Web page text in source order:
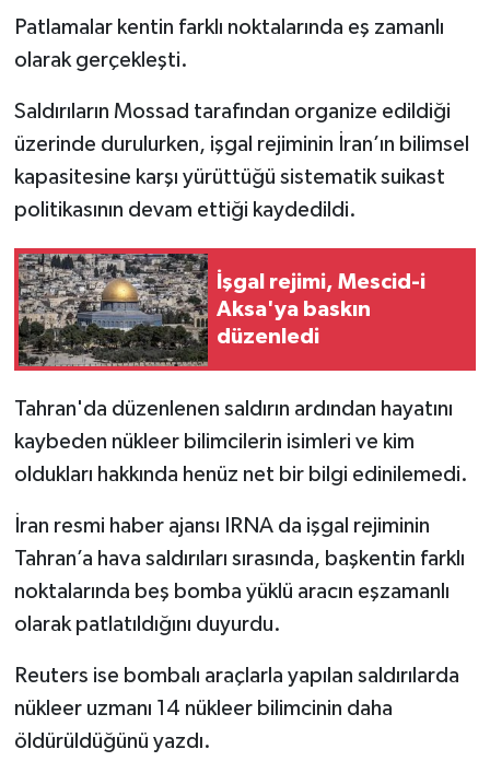
Patlamalar kentin farklı noktalarında eş zamanlı
olarak gerçekleşti.
Saldırıların Mossad tarafından organize edildiği
üzerinde durulurken, işgal rejiminin İran’ın bilimsel
kapasitesine karşı yürüttüğü sistematik suikast
politikasının devam ettiği kaydedildi.
İşgal rejimi, Mescid-i
Aksa'ya baskın
düzenledi
Tahran'da düzenlenen saldırın ardından hayatını
kaybeden nükleer bilimcilerin isimleri ve kim
oldukları hakkında henüz net bir bilgi edinilemedi.
İran resmi haber ajansı IRNA da işgal rejiminin
Tahran’a hava saldırıları sırasında, başkentin farklı
noktalarında beş bomba yüklü aracın eşzamanlı
olarak patlatıldığını duyurdu.
Reuters ise bombalı araçlarla yapılan saldırılarda
nükleer uzmanı 14 nükleer bilimcinin daha
öldürüldüğünü yazdı.